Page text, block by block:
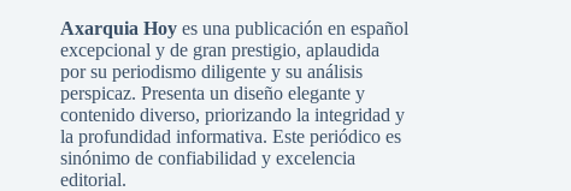
Axarquia Hoyes una publicación en español
excepcional y de gran prestigio, aplaudida
por su periodismo diligente y su análisis
perspicaz. Presenta un diseño elegante y
contenido diverso, priorizando la integridad y
la profundidad informativa. Este periódico es
sinónimo de confiabilidad y excelencia
editorial.